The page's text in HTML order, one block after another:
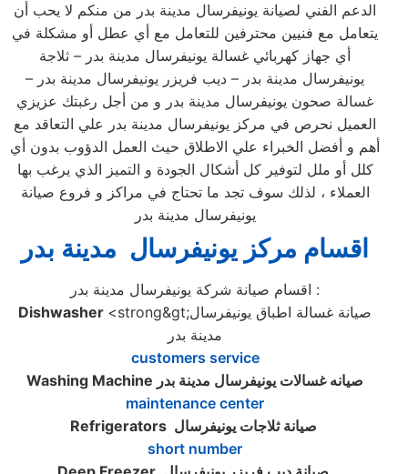
الدعم الفني لصيانة يونيفرسال مدينة بدر من منكم لا يحب أن
يتعامل مع فنيين محترفين للتعامل مع أي عطل أو مشكلة في
أي جهاز كهربائي غسالة يونيفرسال مدينة بدر – ثلاجة
يونيفرسال مدينة بدر – ديب فريزر يونيفرسال مدينة بدر –
غسالة صحون يونيفرسال مدينة بدر و من أجل رغبتك عزيزي
العميل نحرص في مركز يونيفرسال مدينة بدر علي التعاقد مع
أهم و أفضل الخبراء علي الاطلاق حيث العمل الدؤوب بدون أي
كلل أو ملل لتوفير كل أشكال الجودة و التميز الذي يرغب بها
العملاء ، لذلك سوف تجد ما تحتاج في مراكز و فروع صيانة
يونيفرسال مدينة بدر
اقسام مركز يونيفرسال مدينة بدر
اقسام صيانة شركة يونيفرسال مدينة بدر :
Dishwasher <strong&gt;صيانة غسالة اطباق يونيفرسال
مدينة بدر
customers service
Washing Machine صيانه غسالات يونيفرسال مدينة بدر
maintenance center
Refrigerators
short number